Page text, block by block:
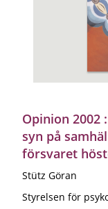
Opinion 2002
syn på
försvaret
Stütz Göran
Styrelsen för